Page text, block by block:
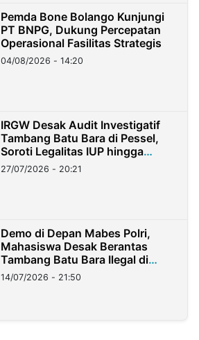
Pemda Bone Bolango Kunjungi
PT BNPG, Dukung Percepatan
Operasional Fasilitas Strategis
04/08/2026 - 14:20
IRGW Desak Audit Investigatif
Tambang Batu Bara di Pessel,
Soroti Legalitas IUP hingga
Stockpile
27/07/2026 - 20:21
Demo di Depan Mabes Polri,
Mahasiswa Desak Berantas
Tambang Batu Bara Ilegal di
Lampung
14/07/2026 - 21:50